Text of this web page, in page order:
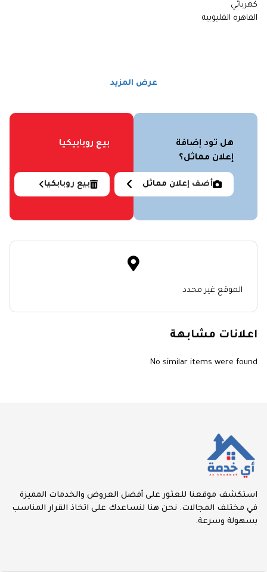
كهربائي
القاهره القليوبيه
عرض المزيد
هل تود إضافة
إعلان مماثل؟
أضف إعلان مماثل
بيع روبابيكيا
بيع روبابكيا
الموقع غير محدد
اعلانات مشابهة
No similar items were found
استكشف موقعنا للعثور على أفضل العروض والخدمات المميزة
في مختلف المجالات. نحن هنا لنساعدك على اتخاذ القرار المناسب
بسهولة وسرعة.